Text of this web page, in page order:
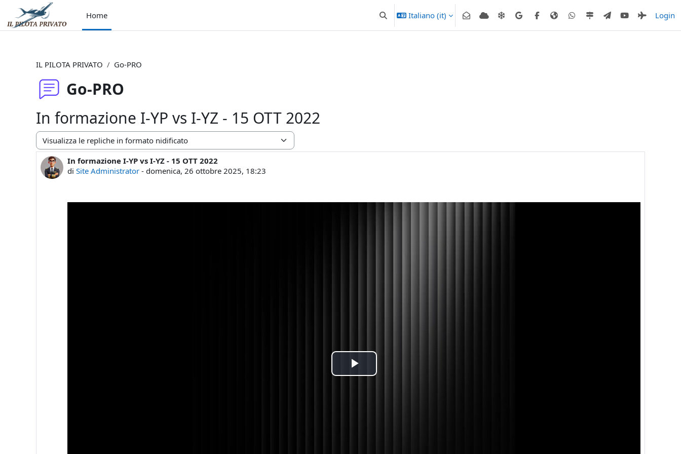
Vai al contenuto principale
Home
Attiva/disattiva input di ricerca
Italiano ‎(it)‎ Login
IL PILOTA PRIVATO Go-PRO
Go-PRO
In formazione I-YP vs I-YZ - 15 OTT 2022
Modalità visualizzazione
In formazione I-YP vs I-YZ - 15 OTT 2022
di Site Administrator - domenica, 26 ottobre 2025, 18:23
Numero di risposte: 0
Riproduci